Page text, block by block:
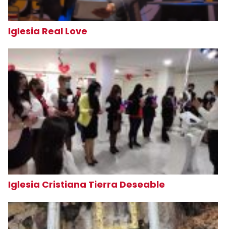
Iglesia Real Love
Iglesia Cristiana Tierra Deseable